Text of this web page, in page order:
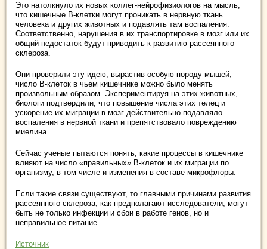
Это натолкнуло их новых коллег-нейрофизиологов на мысль,
что кишечные В-клетки могут проникать в нервную ткань
человека и других животных и подавлять там воспаления.
Соответственно, нарушения в их транспортировке в мозг или их
общий недостаток будут приводить к развитию рассеянного
склероза.
Они проверили эту идею, вырастив особую породу мышей,
число В-клеток в чьем кишечнике можно было менять
произвольным образом. Экспериментируя на этих животных,
биологи подтвердили, что повышение числа этих телец и
ускорение их миграции в мозг действительно подавляло
воспаления в нервной ткани и препятствовало повреждению
миелина.
Сейчас ученые пытаются понять, какие процессы в кишечнике
влияют на число «правильных» В-клеток и их миграции по
организму, в том числе и изменения в составе микрофлоры.
Если такие связи существуют, то главными причинами развития
рассеянного склероза, как предполагают исследователи, могут
быть не только инфекции и сбои в работе генов, но и
неправильное питание.
Источник